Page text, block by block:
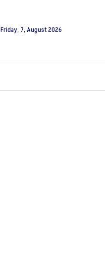
Friday, 7, August 2026